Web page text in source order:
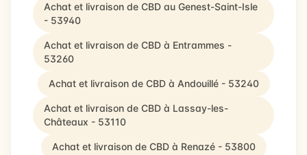
Achat et livraison de CBD au Genest-Saint-Isle
- 53940
Achat et livraison de CBD à Entrammes -
53260
Achat et livraison de CBD à Andouillé - 53240
Achat et livraison de CBD à Lassay-les-
Châteaux - 53110
Achat et livraison de CBD à Renazé - 53800